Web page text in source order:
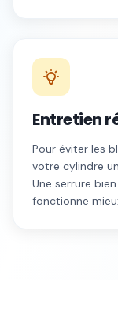
Entretien
Pour éviter les
votre cylindre
Une serrure
fonctionne